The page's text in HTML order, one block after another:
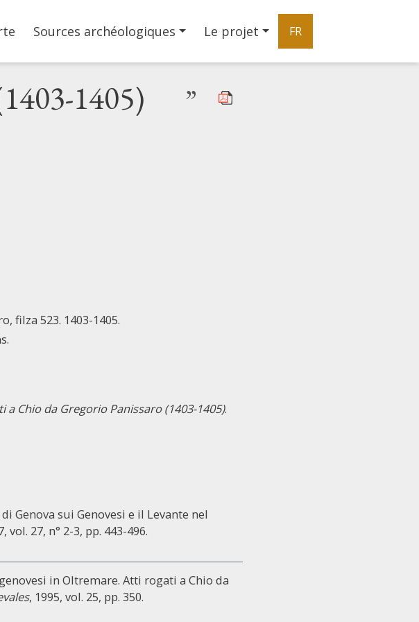
Sources archéologiques Le projet FR
1405) ”
filza 523. 1403-1405.
Chio da Gregorio Panissaro (1403-1405).
Genova sui Genovesi e il Levante nel
vol. 27, n° 2-3, pp. 443-496.
in Oltremare. Atti rogati a Chio da
, 1995, vol. 25, pp. 350.